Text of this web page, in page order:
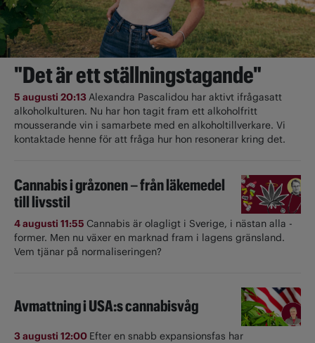
"Det är ett ställningstagande"
5 augusti 20:13Alexandra Pascalidou har aktivt ifrågasatt
alkoholkulturen. Nu har hon tagit fram ett alkoholfritt
mousserande vin i samarbete med en alkoholtillverkare. Vi
kontaktade henne för att fråga hur hon resonerar kring det.
Cannabis i gråzonen – från läkemedel
till livsstil
4 augusti 11:55 Cannabis är olagligt i ­Sverige, i nästan alla ­
former. Men nu växer en marknad fram i lagens gränsland.
Vem tjänar på normaliseringen?
Avmattning i USA:s cannabisvåg
3 augusti 12:00 Efter en snabb expansionsfas har